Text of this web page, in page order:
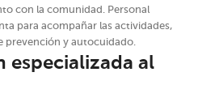
con la comunidad. Personal
para acompañar las actividades,
prevención y autocuidado.
especializada al